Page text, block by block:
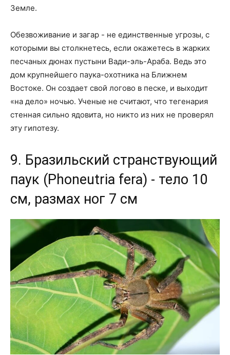
Земле.
Обезвоживание и загар - не единственные угрозы, с
которыми вы столкнетесь, если окажетесь в жарких
песчаных дюнах пустыни Вади-эль-Араба. Ведь это
дом крупнейшего паука-охотника на Ближнем
Востоке. Он создает свой логово в песке, и выходит
«на дело» ночью. Ученые не считают, что тегенария
стенная сильно ядовита, но никто из них не проверял
эту гипотезу.
9. Бразильский странствующий
паук (Phoneutria fera) - тело 10
см, размах ног 7 см